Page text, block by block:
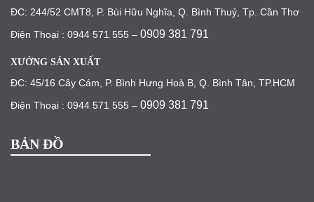
ĐC: 244/52 CMT8, P. Bùi Hữu Nghĩa, Q. Bình Thuỷ, Tp. Cần Thơ
Điện Thoại : 0944 571 555 – 0909 381 791
XƯỞNG SẢN XUẤT
ĐC: 45/16 Cây Cám, P. Bình Hưng Hoà B, Q. Bình Tân, TP.HCM
Điện Thoại : 0944 571 555 – 0909 381 791
BẢN ĐỒ